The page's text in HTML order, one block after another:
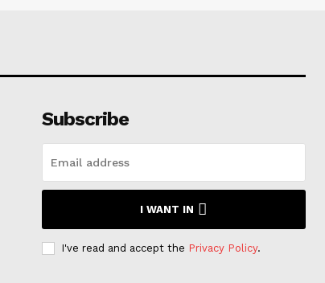
Subscribe
I WANT IN
I've read and accept the Privacy Policy.